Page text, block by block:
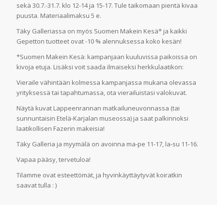
sekä 30.7.-31.7. klo 12-14 ja 15-17. Tule taikomaan pientä kivaa
puusta. Materiaalimaksu 5 e.
Täky Galleriassa on myös Suomen Makein Kesä* ja kaikki
Gepetton tuotteet ovat -10 % alennuksessa koko kesän!
*Suomen Makein Kesä: kampanjaan kuuluvissa paikoissa on
kivoja etuja. Lisäksi voit saada ilmaiseksi herkkulaatikon:
Vieraile vähintään kolmessa kampanjassa mukana olevassa
yrityksessä tai tapahtumassa, ota vierailuistasi valokuvat.
Näytä kuvat Lappeenrannan matkailuneuvonnassa (tai
sunnuntaisin Etelä-Karjalan museossa) ja saat palkinnoksi
laatikollisen Fazerin makeisia!
Täky Galleria ja myymälä on avoinna ma-pe 11-17, la-su 11-16.
Vapaa pääsy, tervetuloa!
Tilamme ovat esteettömät, ja hyvinkäyttäytyvät koiratkin
saavat tulla : )